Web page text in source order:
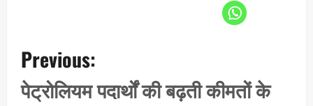
o
s
Previous:
पेट्रोलियम पदार्थों की बढ़ती कीमतों के